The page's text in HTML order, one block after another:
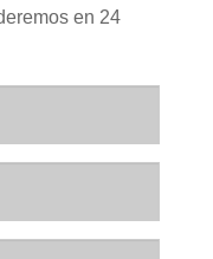
en 24